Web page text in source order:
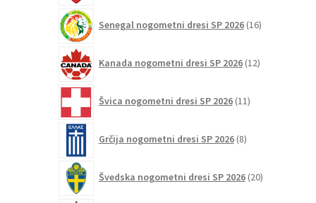
Senegal nogometni dresi SP 2026 16izdelkov
Kanada nogometni dresi SP 2026 12izdelkov
Švica nogometni dresi SP 2026 11izdelkov
Grčija nogometni dresi SP 2026 8izdelkov
Švedska nogometni dresi SP 2026 20izdelkov